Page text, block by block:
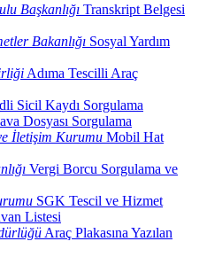
Başkanlığı Transkript Belgesi
Bakanlığı Sosyal Yardım
Adıma Tescilli Araç
Sicil Kaydı Sorgulama
Dosyası Sorgulama
İletişim Kurumu Mobil Hat
Vergi Borcu Sorgulama ve
SGK Tescil ve Hizmet
Listesi
Araç Plakasına Yazılan